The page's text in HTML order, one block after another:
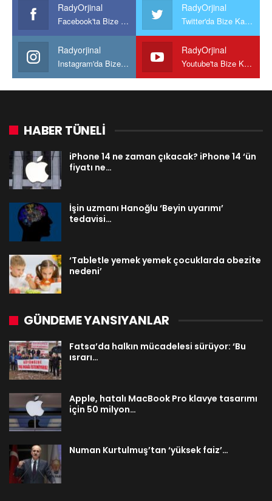
RadyOrjinal
Facebook'ta Bize Katılın
RadyOrjinal
Twitter'da Bize Katılın
Radyorjinal
Instagram'da Bize katılın
RadyOrjinal
Youtube'ta Bize Katılın
HABER TÜNELİ
iPhone 14 ne zaman çıkacak? iPhone 14 ‘ün
fiyatı ne…
İşin uzmanı Hanoğlu ‘Beyin uyarımı’
tedavisi…
‘Tabletle yemek yemek çocuklarda obezite
nedeni’
GÜNDEME YANSIYANLAR
Fatsa’da halkın mücadelesi sürüyor: ‘Bu
ısrarı…
Apple, hatalı MacBook Pro klavye tasarımı
için 50 milyon…
Numan Kurtulmuş’tan ‘yüksek faiz’…